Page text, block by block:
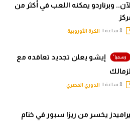
وبرناردو يمكنه اللعب في أكثر من
الكرة الأوروبية
إيشو يعلن تجديد تعاقده مع
الدوري المصري
يخسر من ريزا سبور في ختام